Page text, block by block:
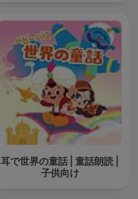
耳で世界の童話 | 童話朗読 |
子供向け